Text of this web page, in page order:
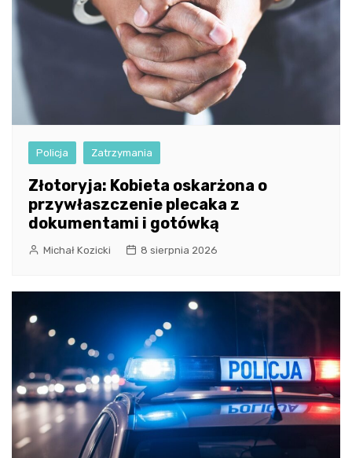
Policja Zatrzymania
Złotoryja: Kobieta oskarżona o
przywłaszczenie plecaka z
dokumentami i gotówką
Michał Kozicki 8 sierpnia 2026